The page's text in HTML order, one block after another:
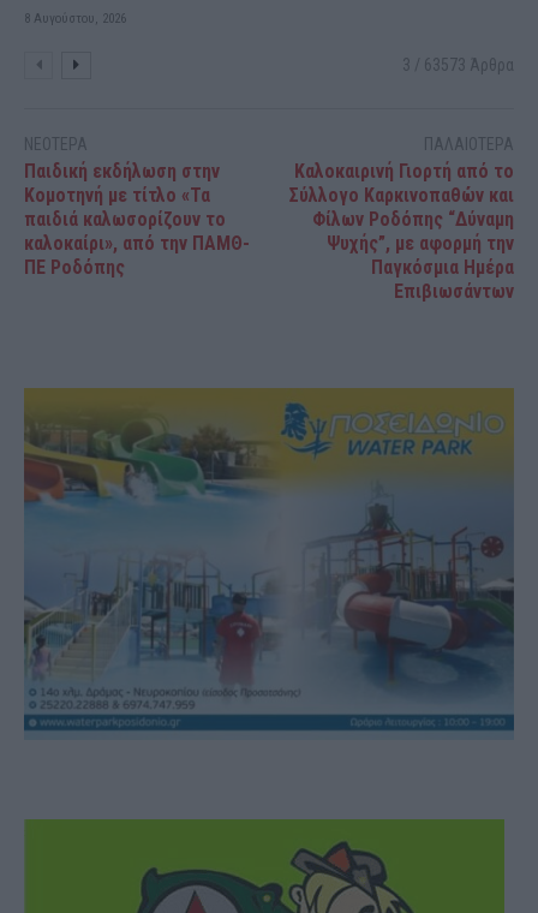
8 Αυγούστου, 2026
3 / 63573 Άρθρα
ΝΕΟΤΕΡΑ
Παιδική εκδήλωση στην
Κομοτηνή με τίτλο «Τα
παιδιά καλωσορίζουν το
καλοκαίρι», από την ΠΑΜΘ-
ΠΕ Ροδόπης
ΠΑΛΑΙΟΤΕΡΑ
Καλοκαιρινή Γιορτή από το
Σύλλογο Καρκινοπαθών και
Φίλων Ροδόπης “Δύναμη
Ψυχής”, με αφορμή την
Παγκόσμια Ημέρα
Επιβιωσάντων